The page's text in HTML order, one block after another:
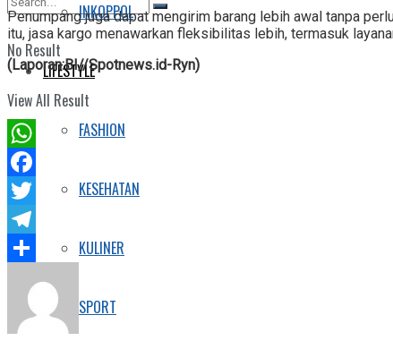
No Result
View All Result
INKOPPOL
LIFESTYLE
FASHION
KESEHATAN
KULINER
SPORT
Penumpang juga dapat mengirim barang lebih awal tanpa
itu, jasa kargo menawarkan fleksibilitas lebih, termasuk
(Laporan:BI//Spotnews.id-Ryn)
WhatsApp
Facebook
Twitter
Telegram
Share